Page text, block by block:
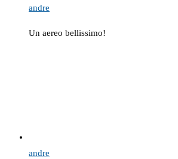
andre
Un aereo bellissimo!
andre